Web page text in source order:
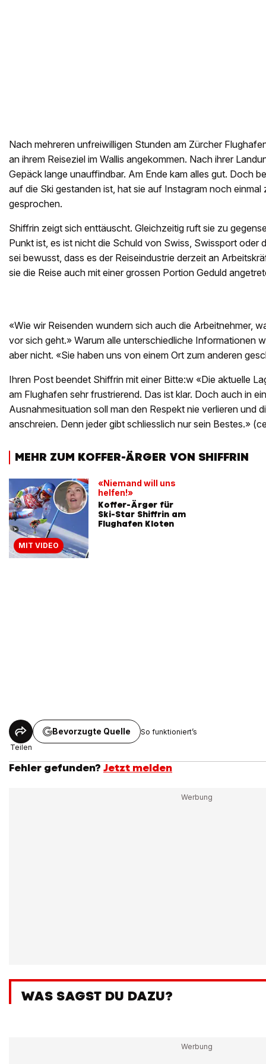
Nach mehreren unfreiwilligen Stunden am Zürcher
an ihrem Reiseziel im Wallis angekommen. Nach ihrer
Gepäck lange unauffindbar. Am Ende kam alles gut. Doch
auf die Ski gestanden ist, hat sie auf Instagram noch einmal
gesprochen.
Shiffrin zeigt sich enttäuscht. Gleichzeitig ruft sie zu
Punkt ist, es ist nicht die Schuld von Swiss, Swissport oder
sei bewusst, dass es der Reiseindustrie derzeit an
sie die Reise auch mit einer grossen Portion Geduld
«Wie wir Reisenden wundern sich auch die Arbeitnehmer,
vor sich geht.» Warum alle unterschiedliche Informationen
aber nicht. «Sie haben uns von einem Ort zum anderen
Ihren Post beendet Shiffrin mit einer Bitte:w «Die aktuelle
am Flughafen sehr frustrierend. Das ist klar. Doch auch in
Ausnahmesituation soll man den Respekt nie verlieren und
anschreien. Denn jeder gibt schliesslich nur sein Bestes.»
MEHR ZUM KOFFER-ÄRGER VON SHIFFRIN
MIT VIDEO
«Niemand will uns
helfen!»
Koffer-Ärger für
Ski-Star Shiffrin am
Flughafen Kloten
Teilen
Bevorzugte Quelle So funktioniert’s
Fehler gefunden? Jetzt melden
WAS SAGST DU DAZU?